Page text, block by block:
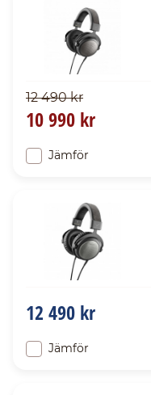
12 490 kr
10 990 kr
Jämför
12 490 kr
Jämför